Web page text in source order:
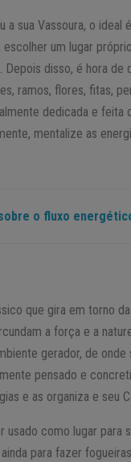
sua Vassoura, o
um lugar
disso, é hora
ramos, flores, fitas,
dedicada e feita
mentalize as
o fluxo
que gira em torno
a força e a
gerador, de
pensado e
e as organiza e seu
usado como lugar para
para fazer